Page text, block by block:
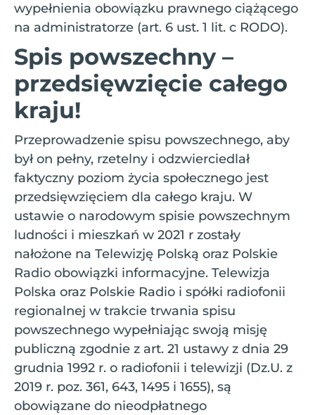
wypełnienia obowiązku prawnego ciążącego
na administratorze (art. 6 ust. 1 lit. c RODO).
Spis powszechny –
przedsięwzięcie całego
kraju!
Przeprowadzenie spisu powszechnego, aby
był on pełny, rzetelny i odzwierciedlał
faktyczny poziom życia społecznego jest
przedsięwzięciem dla całego kraju. W
ustawie o narodowym spisie powszechnym
ludności i mieszkań w 2021 r zostały
nałożone na Telewizję Polską oraz Polskie
Radio obowiązki informacyjne. Telewizja
Polska oraz Polskie Radio i spółki radiofonii
regionalnej w trakcie trwania spisu
powszechnego wypełniając swoją misję
publiczną zgodnie z art. 21 ustawy z dnia 29
grudnia 1992 r. o radiofonii i telewizji (Dz.U. z
2019 r. poz. 361, 643, 1495 i 1655), są
obowiązane do nieodpłatnego